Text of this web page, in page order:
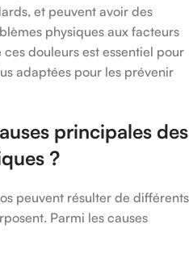
et peuvent avoir des
physiques aux facteurs
douleurs est essentiel pour
adaptées pour les prévenir
principales des
?
peuvent résulter de différents
Parmi les causes